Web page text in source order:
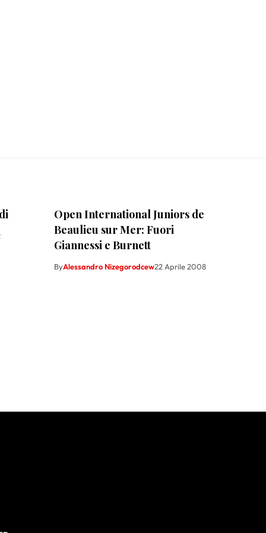
Open International Juniors de
Beaulieu sur Mer: Fuori
Giannessi e Burnett
ByAlessandro Nizegorodcew22 Aprile 2008